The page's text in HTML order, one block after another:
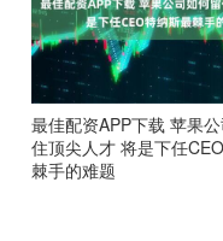
最佳配资APP下载 苹果
住顶尖人才 将是下任
棘手的难题